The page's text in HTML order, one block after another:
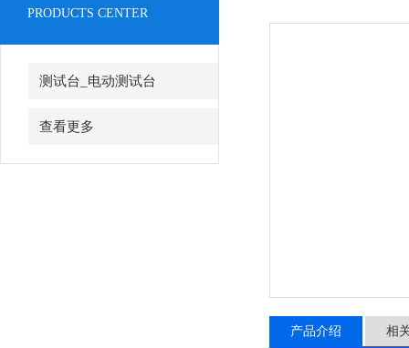
PRODUCTS CENTER
测试台_电动测试台
查看更多
产品介绍 相